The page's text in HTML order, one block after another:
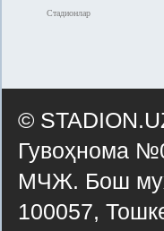
Стадионлар
©
Гувоҳнома
МЧЖ. Бош
100057,